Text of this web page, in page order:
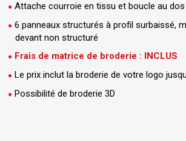
Attache courroie en tissu et boucle au dos
6 panneaux structurés à profil surbaissé,
devant non structuré
Frais de matrice de broderie : INCLUS
Le prix inclut la broderie de votre logo
Possibilité de broderie 3D